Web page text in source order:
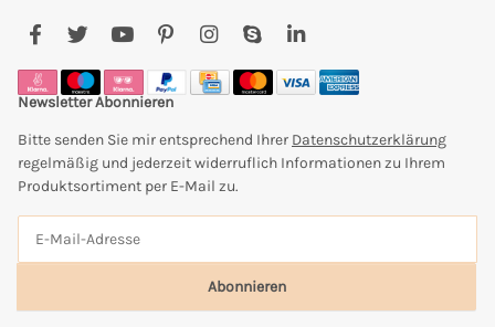
Newsletter Abonnieren
Bitte senden Sie mir entsprechend Ihrer Datenschutzerklärung
regelmäßig und jederzeit widerruflich Informationen zu Ihrem
Produktsortiment per E-Mail zu.
Abonnieren